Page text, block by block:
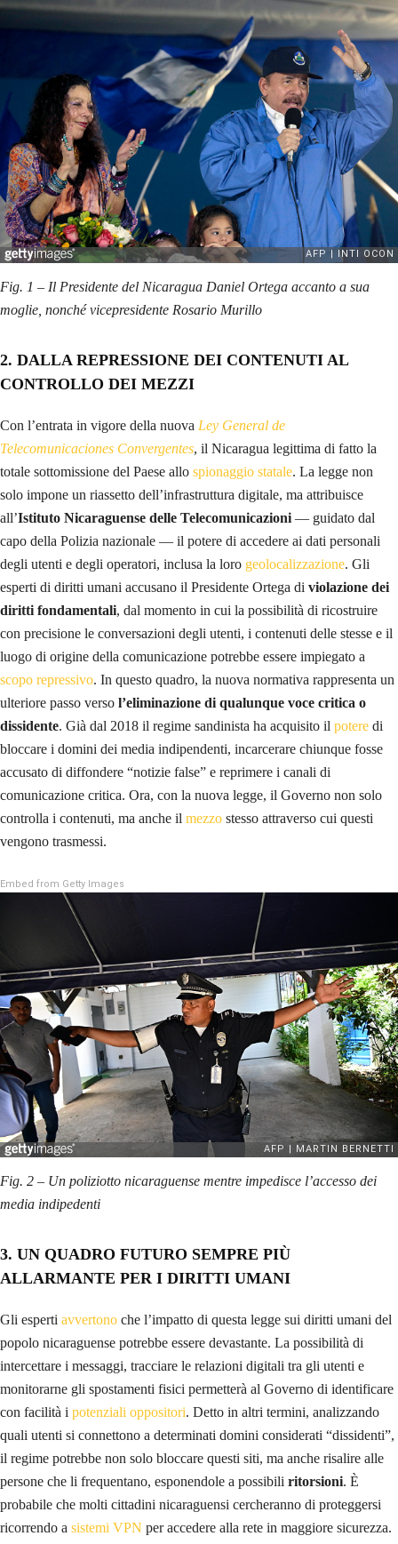
Fig. 1 – Il Presidente del Nicaragua Daniel Ortega accanto a sua
moglie, nonché vicepresidente Rosario Murillo
2. DALLA REPRESSIONE DEI CONTENUTI AL
CONTROLLO DEI MEZZI
Con l’entrata in vigore della nuova Ley General de
Telecomunicaciones Convergentes, il Nicaragua legittima di fatto la
totale sottomissione del Paese allo spionaggio statale. La legge non
solo impone un riassetto dell’infrastruttura digitale, ma attribuisce
all’Istituto Nicaraguense delle Telecomunicazioni — guidato dal
capo della Polizia nazionale — il potere di accedere ai dati personali
degli utenti e degli operatori, inclusa la loro geolocalizzazione. Gli
esperti di diritti umani accusano il Presidente Ortega di violazione dei
diritti fondamentali, dal momento in cui la possibilità di ricostruire
con precisione le conversazioni degli utenti, i contenuti delle stesse e il
luogo di origine della comunicazione potrebbe essere impiegato a
scopo repressivo. In questo quadro, la nuova normativa rappresenta un
ulteriore passo verso l’eliminazione di qualunque voce critica o
dissidente. Già dal 2018 il regime sandinista ha acquisito il potere di
bloccare i domini dei media indipendenti, incarcerare chiunque fosse
accusato di diffondere “notizie false” e reprimere i canali di
comunicazione critica. Ora, con la nuova legge, il Governo non solo
controlla i contenuti, ma anche il mezzo stesso attraverso cui questi
vengono trasmessi.
Embed from Getty Images
Fig. 2 – Un poliziotto nicaraguense mentre impedisce l’accesso dei
media indipedenti
3. UN QUADRO FUTURO SEMPRE PIÙ
ALLARMANTE PER I DIRITTI UMANI
Gli esperti avvertono che l’impatto di questa legge sui diritti umani del
popolo nicaraguense potrebbe essere devastante. La possibilità di
intercettare i messaggi, tracciare le relazioni digitali tra gli utenti e
monitorarne gli spostamenti fisici permetterà al Governo di identificare
con facilità i potenziali oppositori. Detto in altri termini, analizzando
quali utenti si connettono a determinati domini considerati “dissidenti”,
il regime potrebbe non solo bloccare questi siti, ma anche risalire alle
persone che li frequentano, esponendole a possibili ritorsioni. È
probabile che molti cittadini nicaraguensi cercheranno di proteggersi
ricorrendo a sistemi VPN per accedere alla rete in maggiore sicurezza.